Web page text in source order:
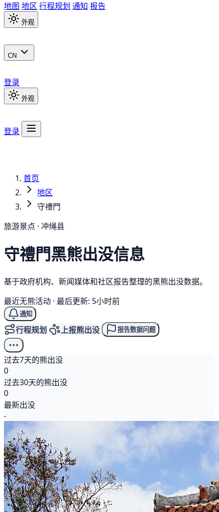
地图 地区 行程规划 通知 报告
外观
CN
登录
外观
登录
首页
地区
守禮門
旅游景点 · 冲绳县
守禮門黑熊出没信息
基于政府机构、新闻媒体和社区报告整理的黑熊出没数据。
最近无熊活动 · 最后更新: 5小时前
通知
行程规划 上报熊出没 报告数据问题
过去7天的熊出没
0
过去30天的熊出没
0
最新出没
-